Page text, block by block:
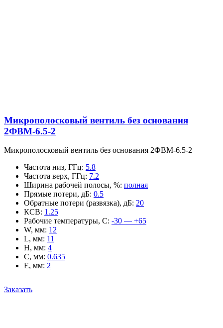
Микрополосковый вентиль без основания
2ФВМ-6.5-2
Микрополосковый вентиль без основания 2ФВМ-6.5-2
Частота низ, ГГц: 5.8
Частота верх, ГГц: 7.2
Ширина рабочей полосы, %: полная
Прямые потери, дБ: 0.5
Обратные потери (развязка), дБ: 20
КСВ: 1.25
Рабочие температуры, С: -30 — +65
W, мм: 12
L, мм: 11
H, мм: 4
C, мм: 0.635
E, мм: 2
Заказать